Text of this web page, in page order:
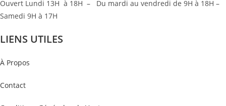
Ouvert Lundi 13H à 18H – Du mardi au vendredi de 9H à 18H –
Samedi 9H à 17H
LIENS UTILES
À Propos
Contact